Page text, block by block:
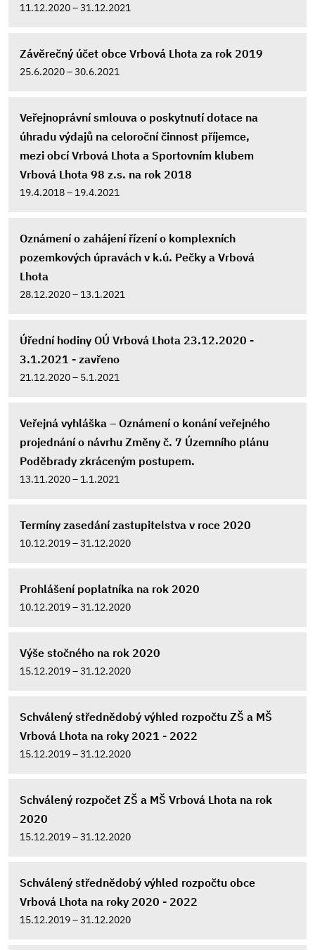
11.12.2020 – 31.12.2021
Závěrečný účet obce Vrbová Lhota za rok 2019
25.6.2020 – 30.6.2021
Veřejnoprávní smlouva o poskytnutí dotace na
úhradu výdajů na celoroční činnost příjemce,
mezi obcí Vrbová Lhota a Sportovním klubem
Vrbová Lhota 98 z.s. na rok 2018
19.4.2018 – 19.4.2021
Oznámení o zahájení řízení o komplexních
pozemkových úpravách v k.ú. Pečky a Vrbová
Lhota
28.12.2020 – 13.1.2021
Úřední hodiny OÚ Vrbová Lhota 23.12.2020 -
3.1.2021 - zavřeno
21.12.2020 – 5.1.2021
Veřejná vyhláška – Oznámení o konání veřejného
projednání o návrhu Změny č. 7 Územního plánu
Poděbrady zkráceným postupem.
13.11.2020 – 1.1.2021
Termíny zasedání zastupitelstva v roce 2020
10.12.2019 – 31.12.2020
Prohlášení poplatníka na rok 2020
10.12.2019 – 31.12.2020
Výše stočného na rok 2020
15.12.2019 – 31.12.2020
Schválený střednědobý výhled rozpočtu ZŠ a MŠ
Vrbová Lhota na roky 2021 - 2022
15.12.2019 – 31.12.2020
Schválený rozpočet ZŠ a MŠ Vrbová Lhota na rok
2020
15.12.2019 – 31.12.2020
Schválený střednědobý výhled rozpočtu obce
Vrbová Lhota na roky 2020 - 2022
15.12.2019 – 31.12.2020